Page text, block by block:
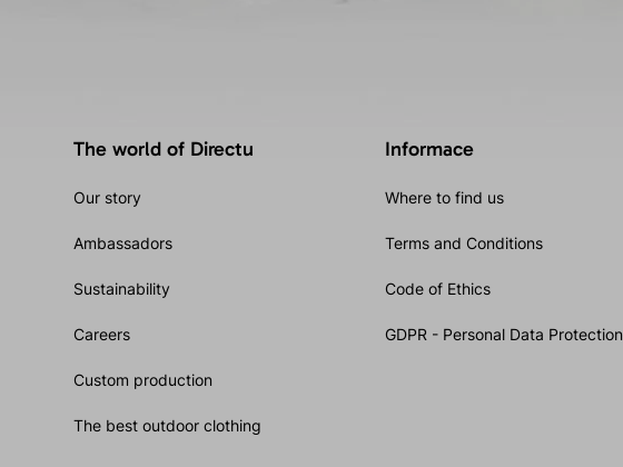
The world of Directu
Our story
Ambassadors
Sustainability
Careers
Custom production
The best outdoor clothing
Informace
Where to find us
Terms and Conditions
Code of Ethics
GDPR - Personal Data Protection